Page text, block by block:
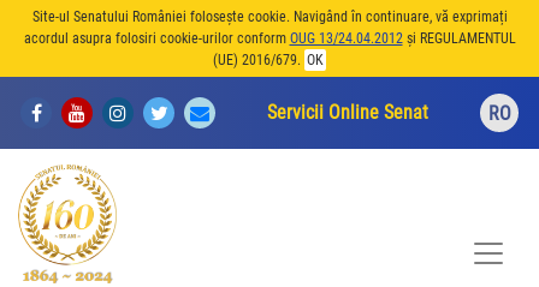
Site-ul Senatului României folosește cookie. Navigând în continuare, vă exprimați
acordul asupra folosiri cookie-urilor conform OUG 13/24.04.2012și REGULAMENTUL
(UE) 2016/679. OK
Servicii Online Senat RO